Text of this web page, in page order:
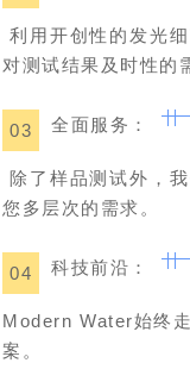
利用开创性的发光
对测试结果及时性的
03 全面服务：
除了样品测试外，
您多层次的需求。
04 科技前沿：
Modern Water始终
案。